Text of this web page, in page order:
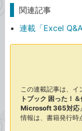
関連記事
連載「Excel
この連載記事は、イ
トブック 困った！
Microsoft 365対応
情報は、書籍発行時